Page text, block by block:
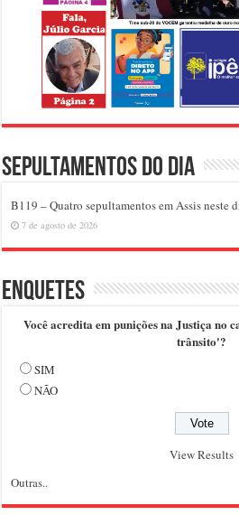
Sepultamentos do dia
B119 – Quatro sepultamentos em Assis neste
7 de agosto de 2026
Enquetes
Você acredita em punições na Justiça no
trânsito'?
SIM
NÃO
View Results
Outras..